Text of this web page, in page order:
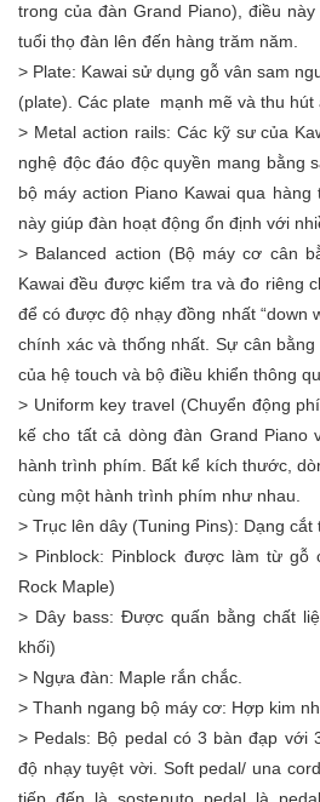
trong của đàn Grand Piano), điều
tuổi thọ đàn lên đến hàng trăm năm.
> Plate: Kawai sử dụng gỗ vân sam
(plate). Các plate mạnh mẽ và thu hút
> Metal action rails: Các kỹ sư của
nghệ độc đáo độc quyền mang bằng
bộ máy action Piano Kawai qua
này giúp đàn hoạt động ổn định với
> Balanced action (Bộ máy cơ cân
Kawai đều được kiểm tra và đo riêng
để có được độ nhạy đồng nhất “down
chính xác và thống nhất. Sự cân
của hệ touch và bộ điều khiển thông
> Uniform key travel (Chuyển động
kế cho tất cả dòng đàn Grand Piano
hành trình phím. Bất kể kích thước,
cùng một hành trình phím như nhau.
> Trục lên dây (Tuning Pins): Dạng cắt
> Pinblock: Pinblock được làm từ gỗ
Rock Maple)
> Dây bass: Được quấn bằng chất
khối)
> Ngựa đàn: Maple rắn chắc.
> Thanh ngang bộ máy cơ: Hợp kim
> Pedals: Bộ pedal có 3 bàn đạp với
độ nhạy tuyệt vời. Soft pedal/ una